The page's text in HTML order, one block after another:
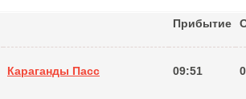
Прибытие
Караганды Пасс 09:51